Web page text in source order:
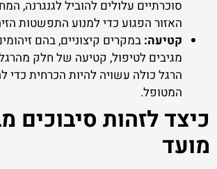
סוכרתיים עלולים להוביל לגנגרנה,
האזור הפגוע כדי למנוע התפשטות
קטיעה: במקרים קיצוניים, בהם
מגיבים לטיפול, קטיעה של חלק
הרגל כולה עשויה להיות הכרחית כדי
המטופל.
כיצד לזהות סיבוכים
מועד